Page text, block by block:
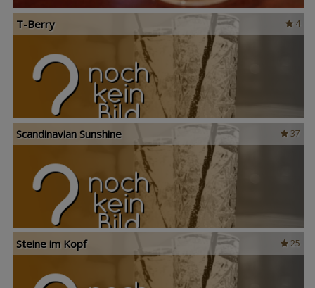
4
T-Berry
37
Scandinavian Sunshine
25
Steine im Kopf